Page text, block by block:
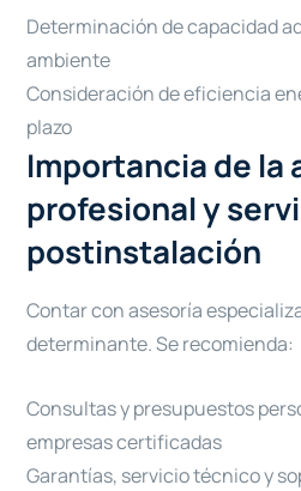
Determinación de capacidad
ambiente
Consideración de eficiencia
plazo
Importancia de la
profesional y
postinstalación
Contar con asesoría
determinante. Se recomienda:
Consultas y presupuestos
empresas certificadas
Garantías, servicio técnico y